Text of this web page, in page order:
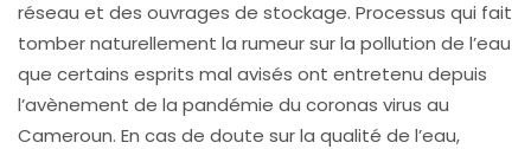
réseau et des ouvrages de stockage. Processus qui fait
tomber naturellement la rumeur sur la pollution de l’eau
que certains esprits mal avisés ont entretenu depuis
l’avènement de la pandémie du coronas virus au
Cameroun. En cas de doute sur la qualité de l’eau,